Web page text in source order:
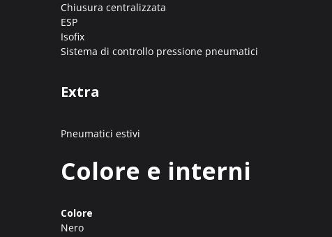
Chiusura centralizzata
ESP
Isofix
Sistema di controllo pressione pneumatici
Extra
Pneumatici estivi
Colore e interni
Colore
Nero